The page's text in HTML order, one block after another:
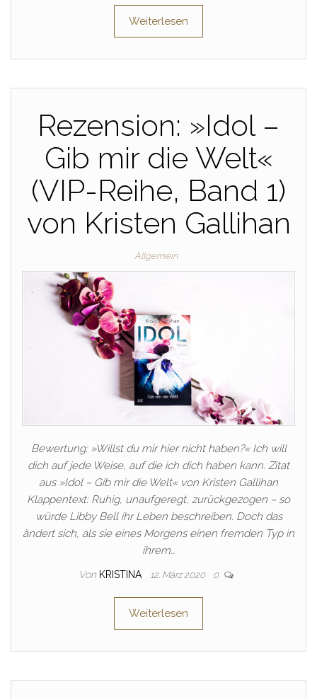
Weiterlesen
Rezension: »Idol –
Gib mir die Welt«
(VIP-Reihe, Band 1)
von Kristen Gallihan
Allgemein
Bewertung: »Willst du mir hier nicht haben?« Ich will
dich auf jede Weise, auf die ich dich haben kann. Zitat
aus »Idol – Gib mir die Welt« von Kristen Gallihan
Klappentext: Ruhig, unaufgeregt, zurückgezogen – so
würde Libby Bell ihr Leben beschreiben. Doch das
ändert sich, als sie eines Morgens einen fremden Typ in
ihrem…
Von KRISTINA 12. März 2020 0
Weiterlesen